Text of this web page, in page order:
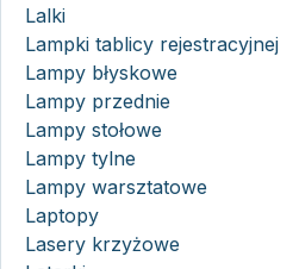
Lalki
Lampki tablicy rejestracyjnej
Lampy błyskowe
Lampy przednie
Lampy stołowe
Lampy tylne
Lampy warsztatowe
Laptopy
Lasery krzyżowe